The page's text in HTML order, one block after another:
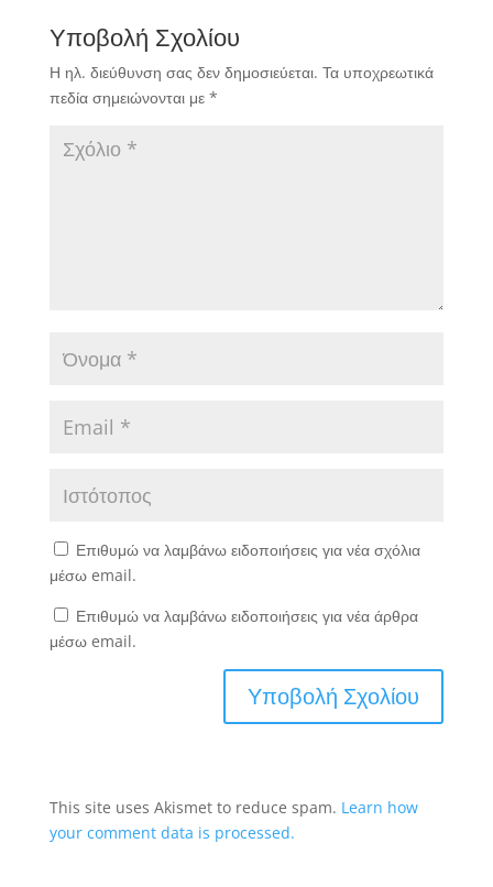
Υποβολή Σχολίου
Η ηλ. διεύθυνση σας δεν δημοσιεύεται. Τα υποχρεωτικά
πεδία σημειώνονται με *
Επιθυμώ να λαμβάνω ειδοποιήσεις για νέα σχόλια
μέσω email.
Επιθυμώ να λαμβάνω ειδοποιήσεις για νέα άρθρα
μέσω email.
This site uses Akismet to reduce spam. Learn how
your comment data is processed.